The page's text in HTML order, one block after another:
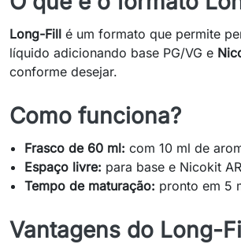
Long-Fill é um formato que permite
líquido adicionando base PG/VG e
conforme desejar.
Como funciona?
Frasco de 60 ml: com 10 ml de
Espaço livre: para base e Nicokit
Tempo de maturação: pronto em 5
Vantagens do Long-